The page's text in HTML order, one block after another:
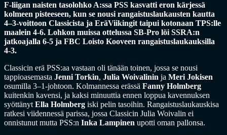
F-liigan naisten tasolohko A:ssa PSS kasvatti eron kärjessä
kolmeen pisteeseen, kun se nousi rangaistuslaukausten kautta
4–3-voittoon Classicista ja EräViikingit taipui kotonaan TPS:lle
maalein 4-6. Lohkon muissa ottelussa SB-Pro löi SSRA:n
jatkoajalla 6-5 ja FBC Loisto Kooveen rangaistuslaukauksilla
4-3.
Classicin erä PSS:aa vastaan oli tänään toinen, jossa se nousi
tappioasemasta Jenni Torkin, Julia Woivalinin ja Meri Jokisen
osumilla 3–1-johtoon. Kolmannessa erässä Fanny Holmberg
kuitenkin kavensi, ja kaksi minuuttia ennen loppua kavennuksen
syöttänyt Ella Holmberg iski pelin tasoihin. Rangaistuslaukauskisa
ratkesi viidennessä parissa, jossa Classicin Julia Woivalin ei
onnistunut mutta PSS:n Inka Lampinen upotti oman pallonsa.